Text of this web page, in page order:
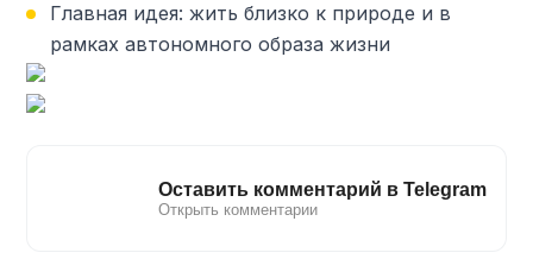
Главная идея: жить близко к природе и в
рамках автономного образа жизни